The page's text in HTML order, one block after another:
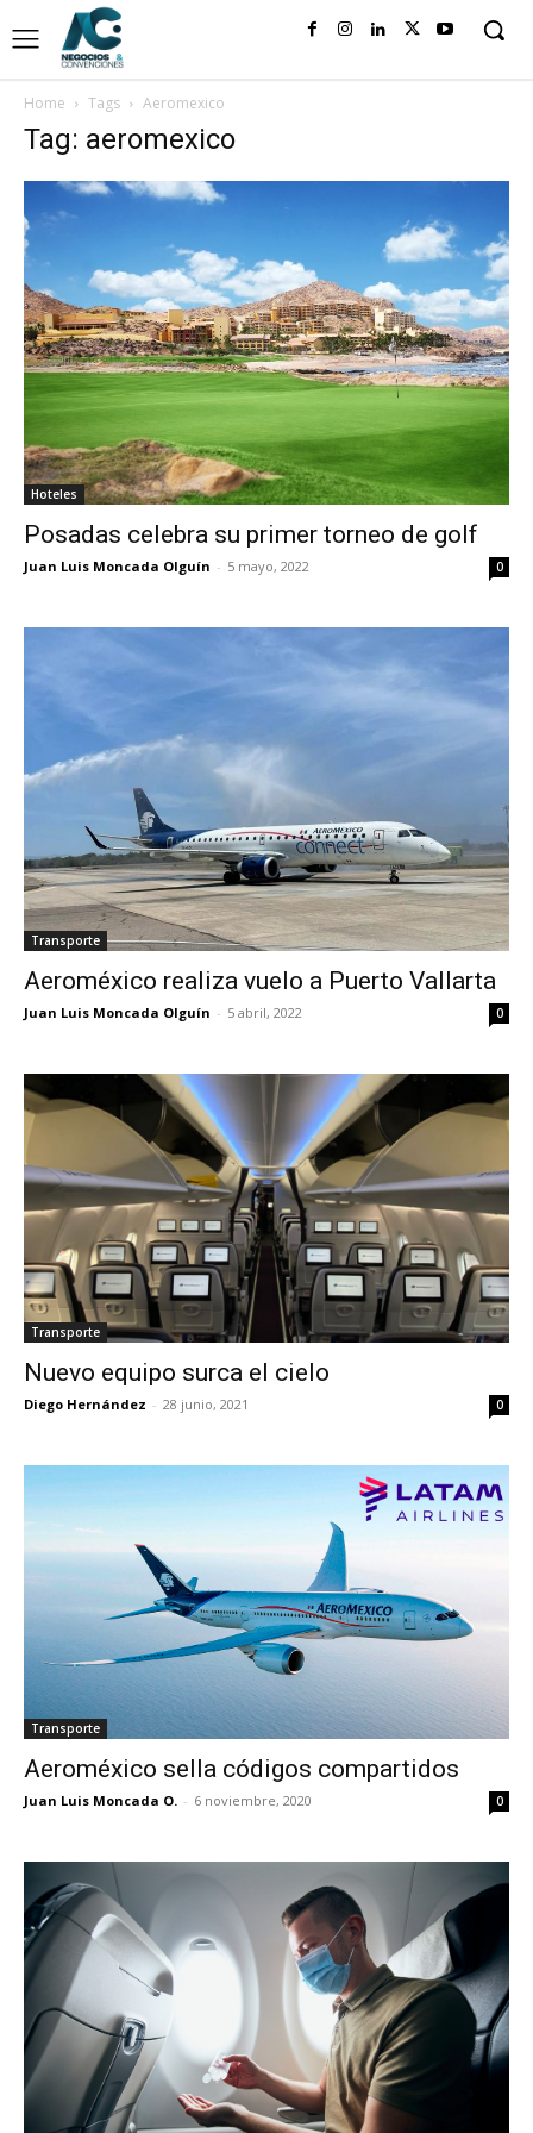
Home Tags Aeromexico
Tag: aeromexico
Hoteles
Posadas celebra su primer torneo de golf
Juan Luis Moncada Olguín - 5 mayo, 2022 0
Transporte
Aeroméxico realiza vuelo a Puerto Vallarta
Juan Luis Moncada Olguín - 5 abril, 2022 0
Transporte
Nuevo equipo surca el cielo
Diego Hernández - 28 junio, 2021 0
Transporte
Aeroméxico sella códigos compartidos
Juan Luis Moncada O. - 6 noviembre, 2020 0